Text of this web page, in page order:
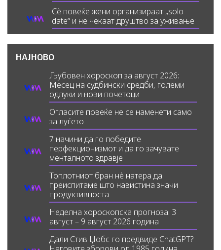
Сè повеќе жени организираат „solo
date“ и не чекаат друштво за уживање
НАЈНОВО
Љубовен хороскоп за август 2026:
Месец на судбински средби, големи
одлуки и нови почетоци
Огласите повеќе не се наменети само
за луѓето
7 начини да го победите
перфекционизмот и да го зачувате
менталното здравје
Топлотниот бран нè натера да
преиспитаме што навистина значи
продуктивноста
Неделна хороскопска прогноза: 3
август – 9 август 2026 година
Дали Стив Џобс го предвиде ChatGPT?